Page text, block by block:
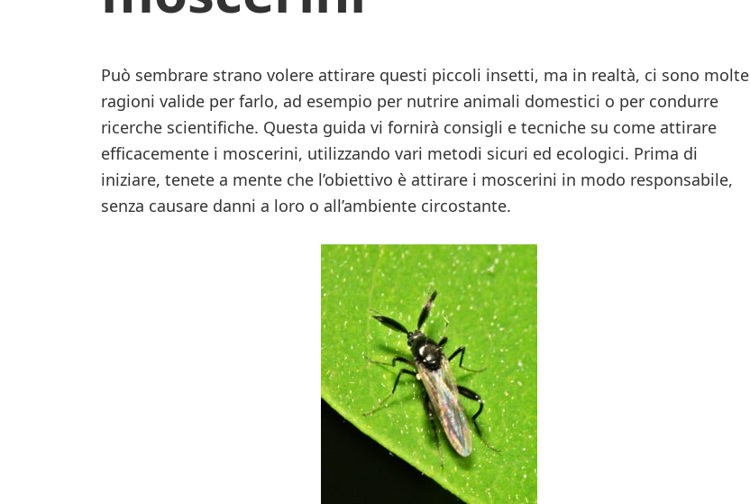
Può sembrare strano volere attirare questi piccoli insetti, ma in realtà, ci sono molte
ragioni valide per farlo, ad esempio per nutrire animali domestici o per condurre
ricerche scientifiche. Questa guida vi fornirà consigli e tecniche su come attirare
efficacemente i moscerini, utilizzando vari metodi sicuri ed ecologici. Prima di
iniziare, tenete a mente che l’obiettivo è attirare i moscerini in modo responsabile,
senza causare danni a loro o all’ambiente circostante.